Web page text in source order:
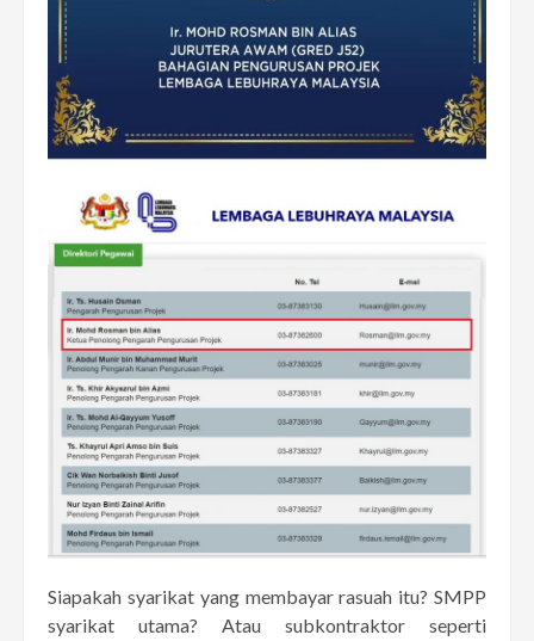
Siapakah syarikat yang membayar rasuah itu? SMPP
syarikat utama? Atau subkontraktor seperti